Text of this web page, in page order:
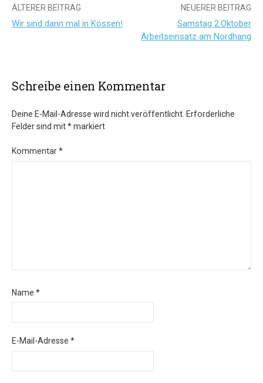
Beitrags-
ÄLTERER BEITRAG
Wir sind dann mal in Kössen!
NEUERER BEITRAG
Samstag 2.Oktober
Arbeitseinsatz am Nordhang
Schreibe einen Kommentar
Deine E-Mail-Adresse wird nicht veröffentlicht. Erforderliche
Felder sind mit*markiert
Kommentar*
Name *
E-Mail-Adresse *